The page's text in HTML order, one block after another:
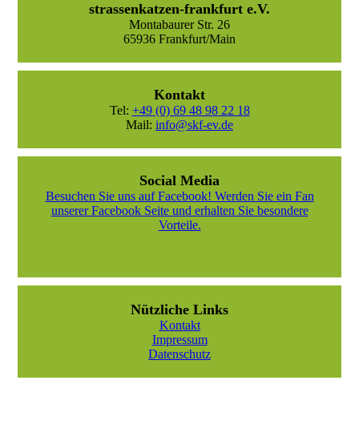
strassenkatzen-frankfurt e.V.
Montabaurer Str. 26
65936 Frankfurt/Main
Kontakt
Tel: +49 (0) 69 48 98 22 18
Mail: info@skf-ev.de
Social Media
Besuchen Sie uns auf Facebook! Werden Sie ein Fan
unserer Facebook Seite und erhalten Sie besondere
Vorteile.
Nützliche Links
Kontakt
Impressum
Datenschutz